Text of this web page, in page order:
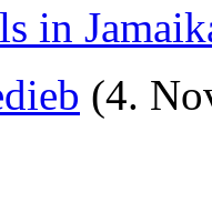
in
(4.